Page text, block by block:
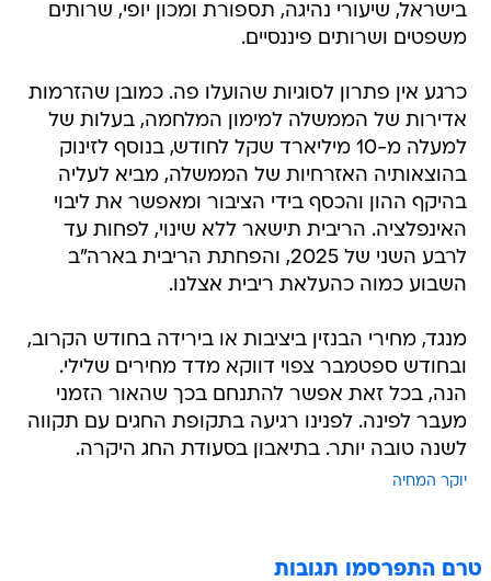
בישראל, שיעורי נהיגה, תספורת ומכון יופי, שרותים
משפטים ושרותים פיננסיים.
כרגע אין פתרון לסוגיות שהועלו פה. כמובן שהזרמות
אדירות של הממשלה למימון המלחמה, בעלות של
למעלה מ-10 מיליארד שקל לחודש, בנוסף לזינוק
בהוצאותיה האזרחיות של הממשלה, מביא לעליה
בהיקף ההון והכסף בידי הציבור ומאפשר את ליבוי
האינפלציה. הריבית תישאר ללא שינוי, לפחות עד
לרבע השני של 2025, והפחתת הריבית בארה"ב
השבוע כמוה כהעלאת ריבית אצלנו.
מנגד, מחירי הבנזין ביציבות או בירידה בחודש הקרוב,
ובחודש ספטמבר צפוי דווקא מדד מחירים שלילי.
הנה, בכל זאת אפשר להתנחם בכך שהאור הזמני
מעבר לפינה. לפנינו רגיעה בתקופת החגים עם תקווה
לשנה טובה יותר. בתיאבון בסעודת החג היקרה.
יוקר המחיה
טרם התפרסמו תגובות